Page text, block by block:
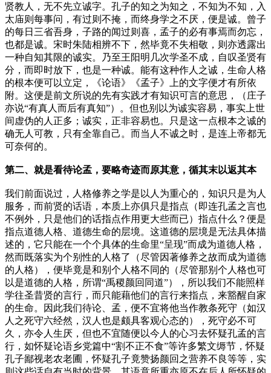
贤教人，无不先立诚字。孔子的知之为知之，不知为不知，入
太庙则每事问，有过则不掩，而终身学之不厌，便是诚。曾子
的每日三省吾身，子路的闻过则喜，孟子的必有事焉而勿忘，
也都是诚。宋时朱陆相辨不下，然毕竟不失相敬，则亦透露出
一种自知其限的诚实。乃至王阳明几次学圣不成，自叹圣贤有
分，而即时放下，也是一种诚。能有这种作人之诚，生命人格
的根本便可以立定，《论语》《孟子》上的文字便才有所依
附。这便是前文所说的先有实践才有知识可言的意思，（庄子
亦说“有真人而后有真知”）。但也别以为诚实容易，事实上世
间虚伪的人正多；诚实，正非容易也。只是这一点根本之诚的
确无人可教，只有全靠自己。而当人不诚之时，是连上帝都无
可奈何的。
第二、就是看待论孟，要略奇迹而原其意，循其末以返其本
我们前面说过，人格修养之学是以人为重心的，知识只是为人
服务，而前贤的话语，本质上亦俱只是指点（即连孔孟之言也
不例外，只是他们的话指点作用更大些而已）指点什么？便是
指点道德人格、道德生命的层境。这道德的层境是无法具体描
述的，它只能在一个个具体的生命里“呈现”而成为道德人格，
然而既落实为个别性的人格了（尽管因著修养之故而成为道德
的人格），便毕竟是和别个人格不同的（尽管那别个人格也可
以是道德的人格，所谓“禹稷颜回同道”），所以我们不能照样
学往圣昔贤的言行，而只能藉他们的言行来指点，来豁醒自家
的生命。因此我们待论、孟，便不宜将他当作教条死守（如汉
人之死守六经然，汉人也是颇具客观心态的），死守必不可
久，亦令人生厌，但也不宜随便以今人的心习去怀疑孔孟的言
行，如怀疑论语乡党篇中“割不正不食”等许多繁文缛节，怀疑
孔子鄙视老农老圃，怀疑孔子竟赞扬颜回之营养不良等等，实